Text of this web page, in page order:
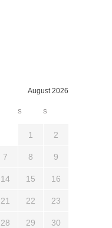
August 2026
S S
1 2
7 8 9
14 15 16
21 22 23
28 29 30